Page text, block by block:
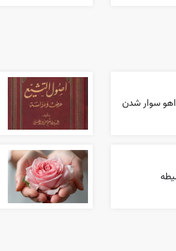
سوار شدن